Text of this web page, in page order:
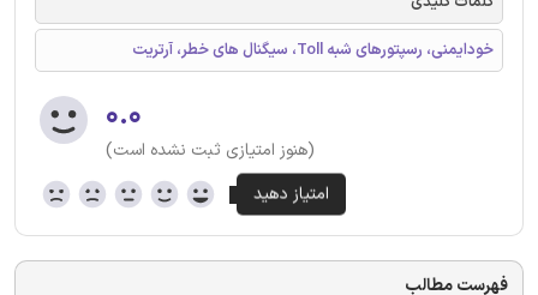
خودایمنی، رسپتورهای شبه Toll، سیگنال های خطر، آرتریت
۰.۰
(هنوز امتیازی ثبت نشده است)
فهرست مطالب